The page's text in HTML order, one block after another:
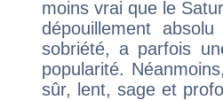
moins vrai que le
dépouillement
sobriété, a parfois
popularité.
sûr, lent, sage et